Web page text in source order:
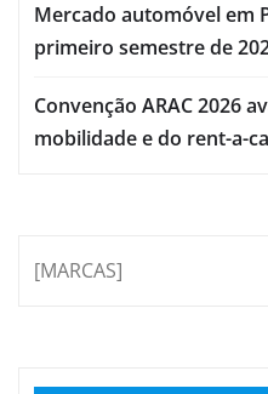
Mercado automóvel em
primeiro semestre de
Convenção ARAC 2026
mobilidade e do rent-a-
[MARCAS]